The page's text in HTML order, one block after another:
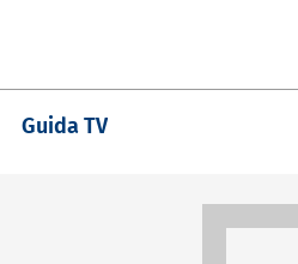
Guida TV